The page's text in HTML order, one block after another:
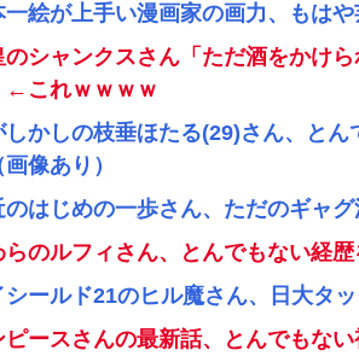
一絵が上手い漫画家の画力、もは
のシャンクスさん「ただ酒をかけ
←これｗｗｗｗ
しかしの枝垂ほたる(29)さん、と
像あり）
のはじめの一歩さん、ただのギャ
らのルフィさん、とんでもない経
シールド21のヒル魔さん、日大タ
ピースさんの最新話、とんでもな